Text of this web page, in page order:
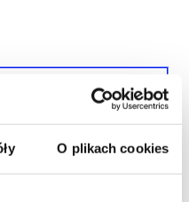
O plikach cookies